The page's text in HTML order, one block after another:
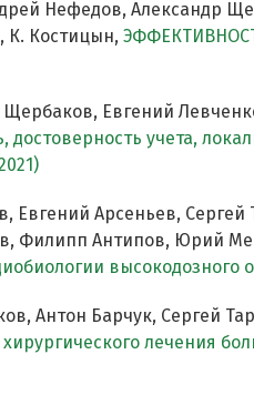
Нефедов, Александр
К. Костицын,
Евгений
достоверность учета,
Евгений Арсеньев,
Филипп Антипов, Юрий
высокодозного
Антон Барчук, Сергей
лечения